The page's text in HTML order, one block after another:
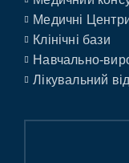
Медичні
Клінічні бази
Навчально-
Лікувальний